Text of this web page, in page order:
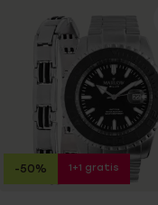
-50% 1+1 gratis